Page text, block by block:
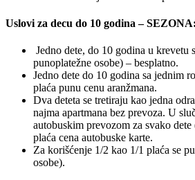
Uslovi za decu do 10 godina – SEZONA:
Jedno dete, do 10 godina u krevetu
punoplatežne osobe) – besplatno.
Jedno dete do 10 godina sa jednim
plaća punu cenu aranžmana.
Dva deteta se tretiraju kao jedna
najma apartmana bez prevoza. U
autobuskim prevozom za svako dete
plaća cena autobuske karte.
Za korišćenje 1/2 kao 1/1 plaća se
osobe).